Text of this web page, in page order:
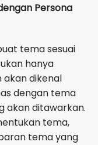
Persona
tema sesuai
hanya
akan dikenal
dengan tema
akan ditawarkan.
tema,
tema yang